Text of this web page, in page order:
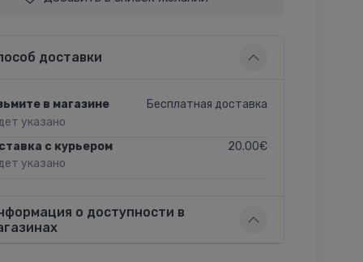
доставки
в магазине
указано
Бесплатная доставка
с курьером
указано
20.00€
о доступности в